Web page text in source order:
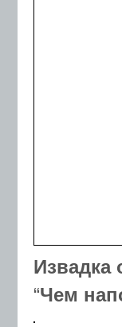
Извадка
“Чем